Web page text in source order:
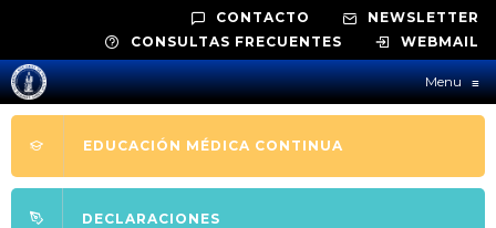
CONTACTO
NEWSLETTER
CONSULTAS FRECUENTES
WEBMAIL
Menu≡
EDUCACIÓN MÉDICA CONTINUA
DECLARACIONES